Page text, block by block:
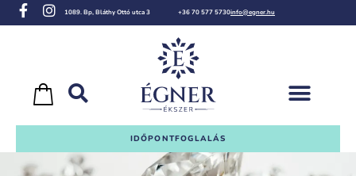
1089. Bp, Bláthy Ottó utca 3 +36 70 577 5730info@egner.hu
IDŐPONTFOGLALÁS